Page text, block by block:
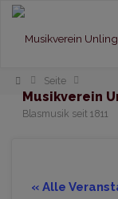
Musikverein
Blasmusik seit 1811
HomeSeite
« Alle